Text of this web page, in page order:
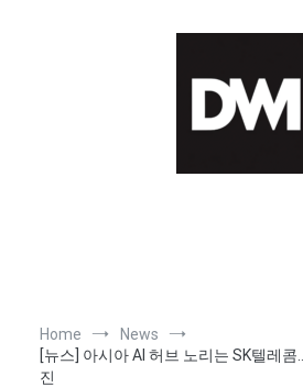
Home
News
[뉴스] 아시아 AI 허브 노리는 SK텔레
진